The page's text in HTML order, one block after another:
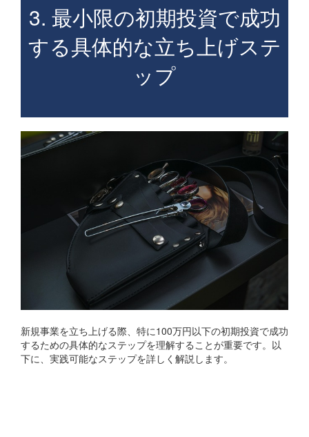
3. 最小限の初期投資で成功
する具体的な立ち上げステ
ップ
新規事業を立ち上げる際、特に100万円以下の初期投資で成功
するための具体的なステップを理解することが重要です。以
下に、実践可能なステップを詳しく解説します。